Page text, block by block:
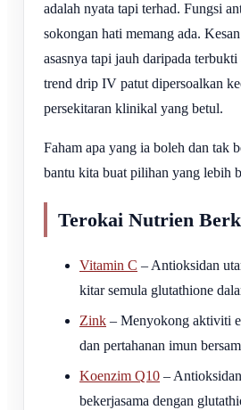
adalah nyata tapi terhad. Fungsi
sokongan hati memang ada.
asasnya tapi jauh daripada
trend drip IV patut dipersoalkan
persekitaran klinikal yang betul.
Faham apa yang ia boleh dan tak
bantu kita buat pilihan yang lebih
Terokai Nutrien
Vitamin C – Antioksidan
kitar semula glutathione
Zink – Menyokong aktiviti
dan pertahanan imun
Koenzim Q10 –
bekerjasama dengan